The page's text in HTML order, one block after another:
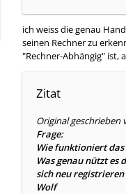
ich weiss die genau
seinen Rechner zu
"Rechner-Abhängig" ist,
Zitat
Original geschrieben
Frage:
Wie funktioniert das
Was genau nützt es
sich neu
Wolf